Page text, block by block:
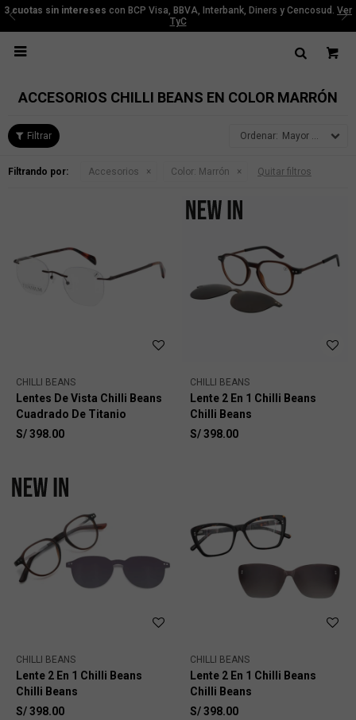
3 cuotas sin intereses con BCP Visa, BBVA, Interbank, Diners y Cencosud. Ver
TyC

ACCESORIOS CHILLI BEANS EN COLOR MARRÓN
Mayor precio
Filtrando por: Accesorios Color: Marrón Quitar filtros
CHILLI BEANS
Lentes De Vista Chilli Beans
Cuadrado De Titanio
S/398.00
CHILLI BEANS
Lente 2 En 1 Chilli Beans
Chilli Beans
S/398.00
CHILLI BEANS
Lente 2 En 1 Chilli Beans
Chilli Beans
S/398.00
CHILLI BEANS
Lente 2 En 1 Chilli Beans
Chilli Beans
S/398.00